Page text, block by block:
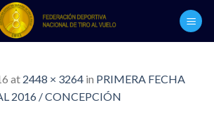
at 2448 × 3264 in PRIMERA FECHA
2016 / CONCEPCIÓN